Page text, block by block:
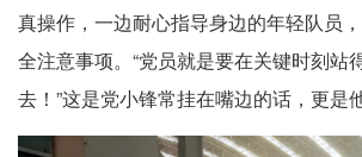
真操作，一边耐心指导身边的年轻队员
全注意事项。“党员就是要在关键时刻站
去！”这是党小锋常挂在嘴边的话，更是